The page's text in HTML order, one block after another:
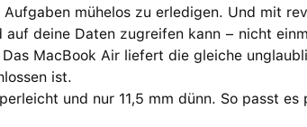
mühelos zu erledigen. Und mit
deine Daten zugreifen kann − nicht
Das MacBook Air liefert die gleiche
ist.
und nur 11,5 mm dünn. So passt